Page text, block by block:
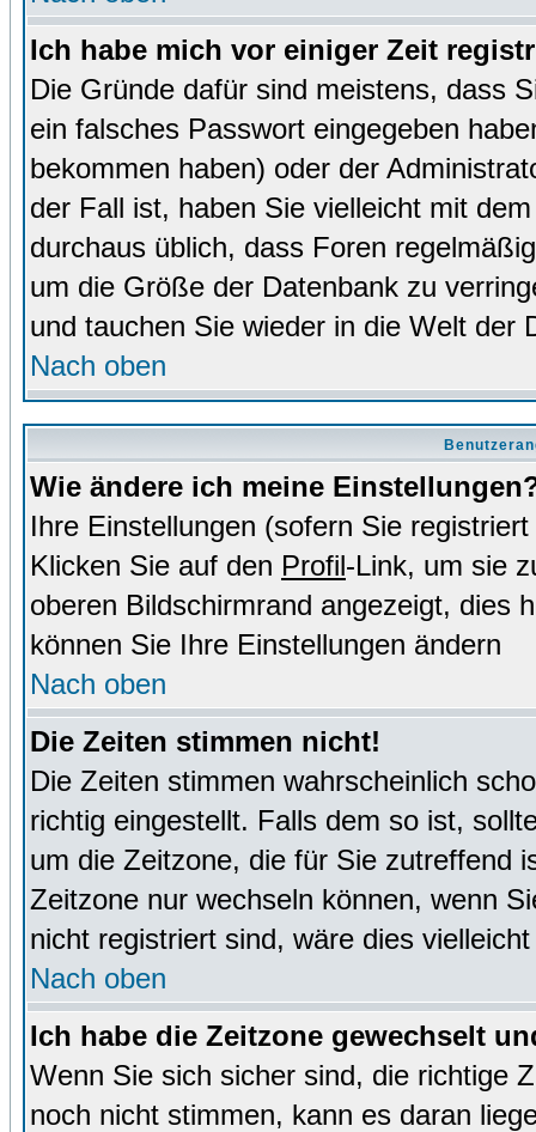
Ich habe mich vor einiger Zeit
Die Gründe dafür sind meistens, dass
ein falsches Passwort eingegeben
bekommen haben) oder der
der Fall ist, haben Sie vielleicht mit
durchaus üblich, dass Foren
um die Größe der Datenbank zu
und tauchen Sie wieder in die Welt der
Nach oben
Wie ändere ich meine
Ihre Einstellungen (sofern Sie
Klicken Sie auf den Profil-Link, um sie
oberen Bildschirmrand angezeigt, dies
können Sie Ihre Einstellungen ändern
Nach oben
Die Zeiten stimmen nicht!
Die Zeiten stimmen wahrscheinlich
richtig eingestellt. Falls dem so ist,
um die Zeitzone, die für Sie zutreffend
Zeitzone nur wechseln können, wenn
nicht registriert sind, wäre dies
Nach oben
Ich habe die Zeitzone gewechselt
Wenn Sie sich sicher sind, die richtige
noch nicht stimmen, kann es daran